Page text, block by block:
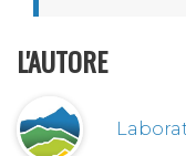
L'AUTORE